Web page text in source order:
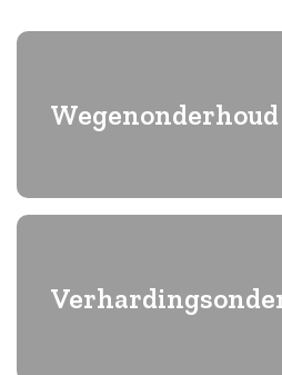
Wegenonderhoud
Professioneel onderzoek ter